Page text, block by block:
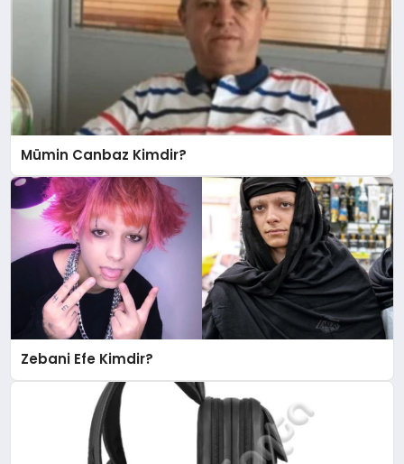
Mümin Canbaz Kimdir?
Zebani Efe Kimdir?